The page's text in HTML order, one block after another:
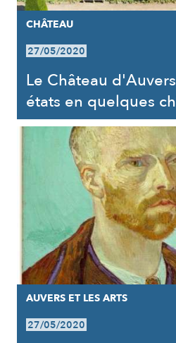
CHÂTEAU
27/05/2020
Le Château
états en quelques
AUVERS ET LES ARTS
27/05/2020